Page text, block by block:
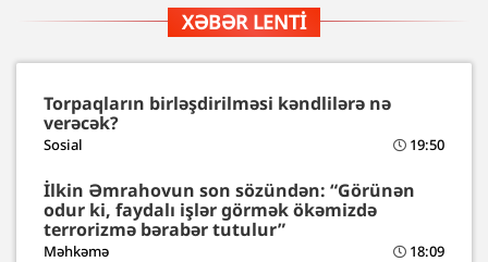
XƏBƏR LENTI
Torpaqların birləşdirilməsi kəndlilərə nə
verəcək?
Sosial 19:50
İlkin Əmrahovun son sözündən: “Görünən
odur ki, faydalı işlər görmək ökəmizdə
terrorizmə bərabər tutulur”
Məhkəmə 18:09